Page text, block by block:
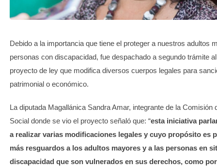
Debido a la importancia que tiene el proteger a nuestros adultos
personas con discapacidad, fue despachado a segundo trámite
proyecto de ley que modifica diversos cuerpos legales para
patrimonial o económico.
La diputada Magallánica Sandra Amar, integrante de la Comisión
Social donde se vio el proyecto señaló que: “esta iniciativa
a realizar varias modificaciones legales y cuyo propósito es
más resguardos a los adultos mayores y a las personas en
discapacidad que son vulnerados en sus derechos, como